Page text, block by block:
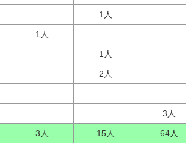
1人
1人
1人
2人
3人
3人 15人 64人